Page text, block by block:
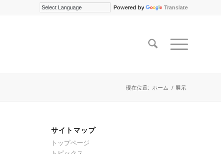
Powered by Translate
現在位置: ホーム / 展示
サイトマップ
トップページ